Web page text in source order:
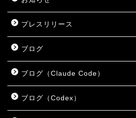
プレスリリース
ブログ
ブログ（Claude Code）
ブログ（Codex）